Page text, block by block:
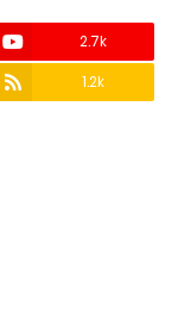
2.7k
1.2k